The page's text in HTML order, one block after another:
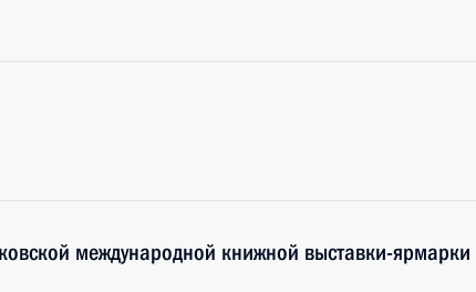
международной книжной выставки-ярмарки